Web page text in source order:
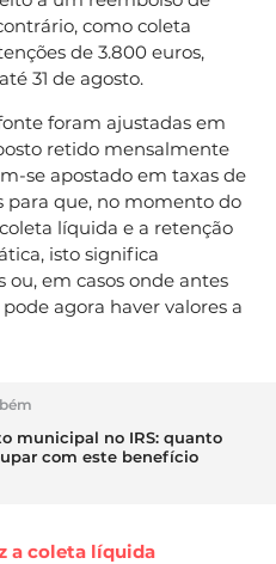
como coleta
de 3.800 euros,
31 de agosto.
foram ajustadas em
retido mensalmente
se apostado em taxas de
para que, no momento do
líquida e a retenção
isto significa
ou, em casos onde antes
agora haver valores a
municipal no IRS: quanto
com este benefício
a coleta líquida